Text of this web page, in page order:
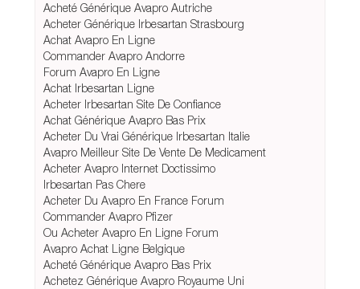
Acheté Générique Avapro Autriche
Acheter Générique Irbesartan Strasbourg
Achat Avapro En Ligne
Commander Avapro Andorre
Forum Avapro En Ligne
Achat Irbesartan Ligne
Acheter Irbesartan Site De Confiance
Achat Générique Avapro Bas Prix
Acheter Du Vrai Générique Irbesartan Italie
Avapro Meilleur Site De Vente De Medicament
Acheter Avapro Internet Doctissimo
Irbesartan Pas Chere
Acheter Du Avapro En France Forum
Commander Avapro Pfizer
Ou Acheter Avapro En Ligne Forum
Avapro Achat Ligne Belgique
Acheté Générique Avapro Bas Prix
Achetez Générique Avapro Royaume Uni